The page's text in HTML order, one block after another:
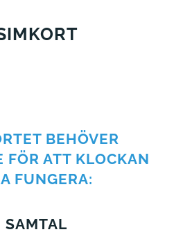
BEHÖVER
FÖR ATT KLOCKAN
FUNGERA:
SAMTAL